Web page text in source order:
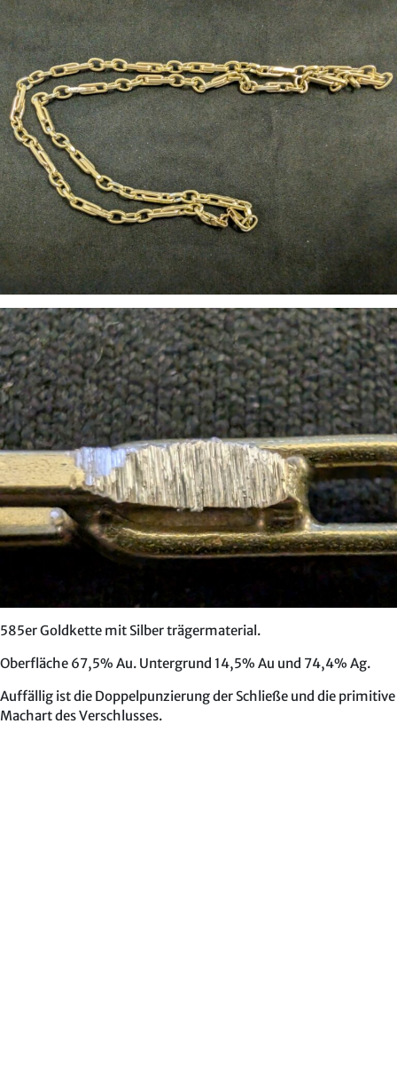
585er Goldkette mit Silber trägermaterial.
Oberfläche 67,5% Au. Untergrund 14,5% Au und 74,4% Ag.
Auffällig ist die Doppelpunzierung der Schließe und die primitive
Machart des Verschlusses.